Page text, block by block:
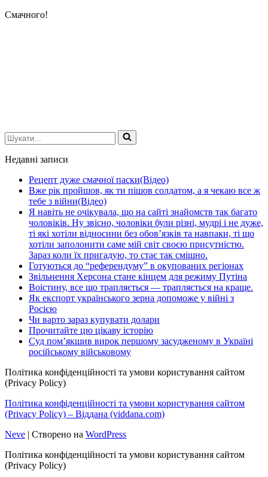
Смачного!
Шукати...
Недавні записи
Рецепт дуже смачної паски(Відео)
Вже рік пройшов, як ти пішов солдатом, а я чекаю все ж
тебе з війни(Відео)
Я навіть не очікувала, що на сайті знайомств так багато
чоловіків. Ну звісно, чоловіки були різні, мудрі і не дуже,
ті які хотіли відносини без обов’язків та навпаки, ті що
хотіли заполонити саме мій світ своєю присутністю.
Зараз коли їх пригадую, то стає так смішно.
Готуються до “референдуму” в окупованих регіонах
Звільнення Херсона стане кінцем для режиму Путіна
Воістину, все що трапляється — трапляється на краще.
Як експорт українського зерна допоможе у війні з
Росією
Чи варто зараз купувати долари
Прочитайте цю цікаву історію
Суд пом’якшив вирок першому засудженому в Україні
російському військовому
Політика конфіденційності та умови користування сайтом
(Privacy Policy)
Політика конфіденційності та умови користування сайтом
(Privacy Policy) – Віддана (viddana.com)
Neve | Створено на WordPress
Політика конфіденційності та умови користування сайтом
(Privacy Policy)